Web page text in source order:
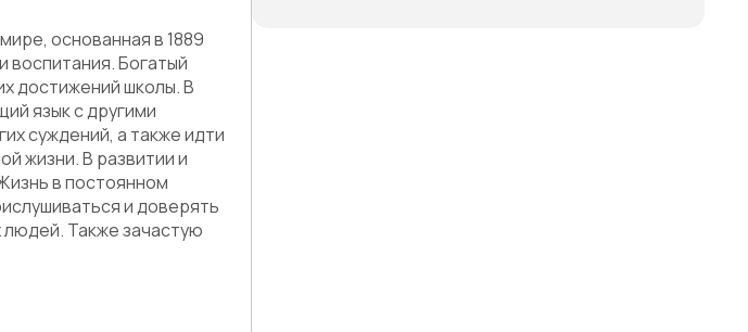
основанная в 1889
воспитания. Богатый
достижений школы. В
язык с другими
суждений, а также идти
жизни. В развитии и
в постоянном
и доверять
людей. Также зачастую